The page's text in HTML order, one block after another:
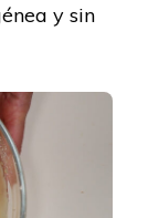
y sin